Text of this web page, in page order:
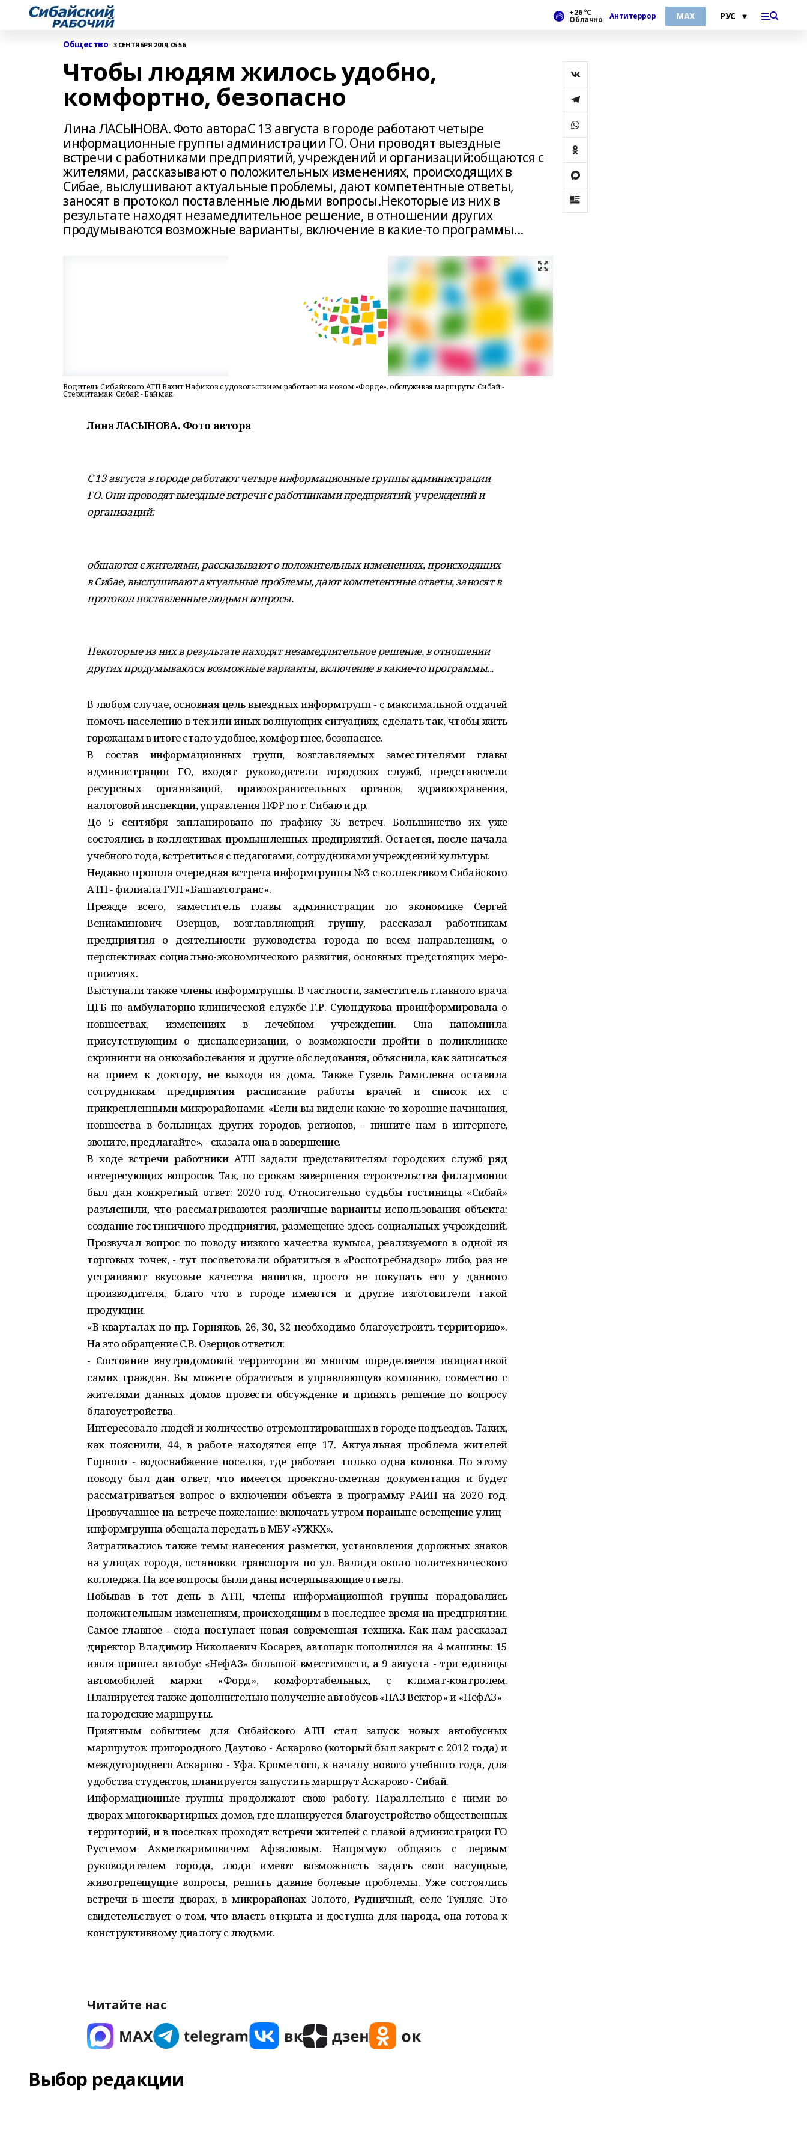
+26 °С
Облачно Антитеррор МАХ
Общество 3 СЕНТЯБРЯ 2019, 05:56
Чтобы людям жилось удобно,
комфортно, безопасно
Лина ЛАСЫНОВА. Фото автораС 13 августа в городе работают четыре
информационные группы администрации ГО. Они проводят выездные
встречи с работниками предприятий, учреждений и организаций:общаются с
жителями, рассказывают о положительных изменениях, происходящих в
Сибае, выслушивают актуальные проблемы, дают компетентные ответы,
заносят в протокол поставленные людьми вопросы.Некоторые из них в
результате находят незамедлительное решение, в отношении других
продумываются возможные варианты, включение в какие-то программы...
Водитель Сибайского АТП Вахит Нафиков с удовольствием работает на новом «Форде», обслуживая маршруты Сибай -
Стерлитамак, Сибай - Баймак.
Лина ЛАСЫНОВА. Фото автора
С 13 августа в городе работают четыре информационные группы администрации
ГО. Они проводят выездные встречи с работниками предприятий, учреждений и
организаций:
общаются с жителями, рассказывают о положительных изменениях, происходящих
в Сибае, выслушивают актуальные проблемы, дают компетентные ответы, заносят в
протокол поставленные людьми вопросы.
Некоторые из них в результате находят незамедлительное решение, в отношении
других продумываются возможные варианты, включение в какие-то программы...
В любом случае, основная цель выездных информгрупп - с максимальной отдачей
помочь населению в тех или иных волнующих ситуациях, сделать так, чтобы жить
горожанам в итоге стало удобнее, комфортнее, безопаснее.
В состав информационных групп, возглавляемых заместителями главы
администрации ГО, входят руководители городских служб, представители
ресурсных организаций, правоохранительных органов, здравоохранения,
налоговой инспекции, управления ПФР по г. Сибаю и др.
До 5 сентября запланировано по графику 35 встреч. Большинство их уже
состоялись в коллективах промышленных предприятий. Остается, после начала
учебного года, встретиться с педагогами, сотрудниками учреждений культуры.
Недавно прошла очередная встреча информгруппы №3 с коллективом Сибайского
АТП - филиала ГУП «Башавтотранс».
Прежде всего, заместитель главы администрации по экономике Сергей
Вениаминович Озерцов, возглавляющий группу, рассказал работникам
предприятия о деятельности руковод­ства города по всем направлениям, о
перспективах социально-экономического развития, основных предстоящих меро­
приятиях.
Выступали также члены информгруппы. В частности, заместитель главного врача
ЦГБ по амбулаторно-клинической службе Г.Р. Суюндукова проинформировала о
новшествах, изменениях в лечебном учреждении. Она напомнила
присутствующим о диспансеризации, о возможности пройти в поликлинике
скрининги на онкозаболевания и другие обследования, объяснила, как записаться
на прием к доктору, не выходя из дома. Также Гузель Рамилевна оставила
сотрудникам предприятия расписание работы врачей и список их с
прикрепленными микрорайонами. «Если вы видели какие-то хорошие начинания,
новшества в больницах других городов, регионов, - пишите нам в интернете,
звоните, предлагайте», - сказала она в завершение.
В ходе встречи работники АТП задали представителям городских служб ряд
интересующих вопросов. Так, по срокам завершения строительства филармонии
был дан конкретный ответ: 2020 год. Относительно судьбы гостиницы «Сибай»
разъяснили, что рассматриваются различные варианты использования объекта:
создание гостиничного предприятия, размещение здесь социальных учреждений.
Прозвучал вопрос по поводу низкого качества кумыса, реализуемого в одной из
торговых точек, - тут посоветовали обратиться в «Роспотребнадзор» либо, раз не
устраивают вкусовые качества напитка, просто не покупать его у данного
производителя, благо что в городе имеются и другие изготовители такой
продукции.
«В кварталах по пр. Горняков, 26, 30, 32 необходимо благоустроить территорию».
На это обращение С.В. Озерцов ответил:
- Состояние внутридомовой территории во многом определяется инициативой
самих граждан. Вы можете обратиться в управляющую компанию, совместно с
жителями данных домов провести обсуждение и принять решение по вопросу
благоустройства.
Интересовало людей и количество отремонтированных в городе подъездов. Таких,
как пояснили, 44, в работе находятся еще 17. Актуальная проблема жителей
Горного - водоснабжение поселка, где работает только одна колонка. По этому
поводу был дан ответ, что имеется проектно-сметная документация и будет
рассматриваться вопрос о включении объекта в программу РАИП на 2020 год.
Прозвучавшее на встрече пожелание: включать утром пораньше освещение улиц -
информгруппа обещала передать в МБУ «УЖКХ».
Затрагивались также темы нанесения разметки, установления дорожных знаков
на улицах города, остановки транспорта по ул. Валиди около политехнического
колледжа. На все вопросы были даны исчерпывающие ответы.
Побывав в тот день в АТП, члены информационной группы порадовались
положительным изменениям, происходящим в последнее время на предприятии.
Самое главное - сюда поступает новая современная техника. Как нам рассказал
директор Владимир Николаевич Косарев, автопарк пополнился на 4 машины: 15
июля пришел автобус «НефАЗ» большой вместимости, а 9 августа - три единицы
автомобилей марки «Форд», комфортабельных, с климат-контролем.
Планируется также дополнительно получение автобусов «ПАЗ Вектор» и «НефАЗ» -
на городские маршруты.
Приятным событием для Сибайского АТП стал запуск новых автобусных
маршрутов: пригородного Даутово - Аскарово (который был закрыт с 2012 года) и
междугороднего Аскарово - Уфа. Кроме того, к началу нового учебного года, для
удобства студентов, планируется запустить маршрут Аскарово - Сибай.
Информационные группы продолжают свою работу. Параллельно с ними во
дворах многоквартирных домов, где планируется благоустройство общественных
территорий, и в поселках проходят встречи жителей с главой администрации ГО
Рустемом Ахметкаримовичем Афзаловым. Напрямую общаясь с первым
руководителем города, люди имеют возможность задать свои насущные,
животрепещущие вопросы, решить давние болевые проблемы. Уже состоялись
встречи в шести дворах, в микрорайонах Золото, Рудничный, селе Туяляс. Это
свидетельствует о том, что власть открыта и доступна для народа, она готова к
конструктивному диалогу с людьми.
Читайте нас
Выбор редакции